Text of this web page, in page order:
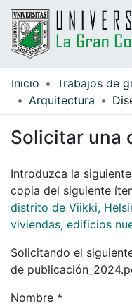
Comunidades
Inicio Trabajos de
Arquitectura
Solicitar una
Introduzca la
copia del siguiente
distrito de Viikki,
viviendas, edificios
Solicitando el
de
Nombre *